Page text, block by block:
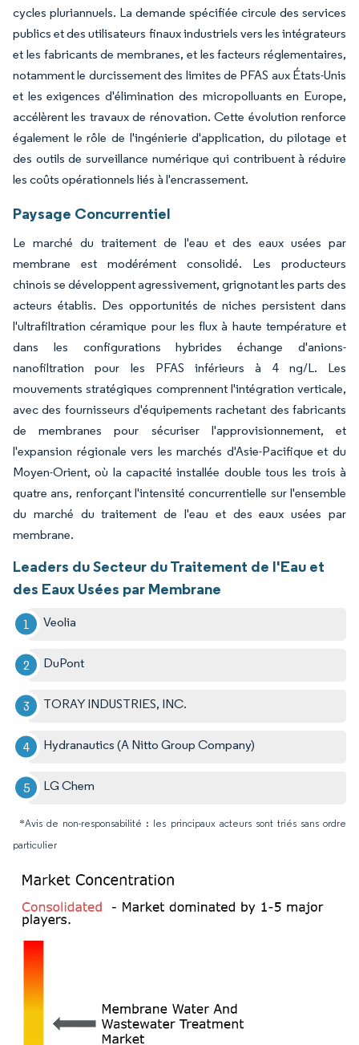
cycles pluriannuels. La demande spécifiée circule des services
publics et des utilisateurs finaux industriels vers les intégrateurs
et les fabricants de membranes, et les facteurs réglementaires,
notamment le durcissement des limites de PFAS aux États-Unis
et les exigences d'élimination des micropolluants en Europe,
accélèrent les travaux de rénovation. Cette évolution renforce
également le rôle de l'ingénierie d'application, du pilotage et
des outils de surveillance numérique qui contribuent à réduire
les coûts opérationnels liés à l'encrassement.
Paysage Concurrentiel
Le marché du traitement de l'eau et des eaux usées par
membrane est modérément consolidé. Les producteurs
chinois se développent agressivement, grignotant les parts des
acteurs établis. Des opportunités de niches persistent dans
l'ultrafiltration céramique pour les flux à haute température et
dans les configurations hybrides échange d'anions-
nanofiltration pour les PFAS inférieurs à 4 ng/L. Les
mouvements stratégiques comprennent l'intégration verticale,
avec des fournisseurs d'équipements rachetant des fabricants
de membranes pour sécuriser l'approvisionnement, et
l'expansion régionale vers les marchés d'Asie-Pacifique et du
Moyen-Orient, où la capacité installée double tous les trois à
quatre ans, renforçant l'intensité concurrentielle sur l'ensemble
du marché du traitement de l'eau et des eaux usées par
membrane.
Leaders du Secteur du Traitement de l'Eau et
des Eaux Usées par Membrane
Veolia
DuPont
TORAY INDUSTRIES, INC.
Hydranautics (A Nitto Group Company)
LG Chem
*Avis de non-responsabilité : les principaux acteurs sont triés sans ordre
particulier